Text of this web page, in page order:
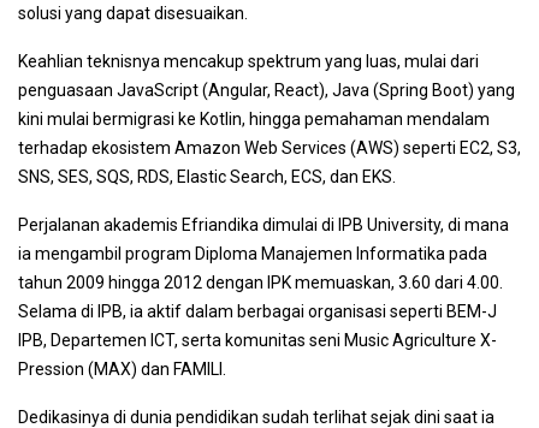
solusi yang dapat disesuaikan.
Keahlian teknisnya mencakup spektrum yang luas, mulai dari
penguasaan JavaScript (Angular, React), Java (Spring Boot) yang
kini mulai bermigrasi ke Kotlin, hingga pemahaman mendalam
terhadap ekosistem Amazon Web Services (AWS) seperti EC2, S3,
SNS, SES, SQS, RDS, Elastic Search, ECS, dan EKS.
Perjalanan akademis Efriandika dimulai di IPB University, di mana
ia mengambil program Diploma Manajemen Informatika pada
tahun 2009 hingga 2012 dengan IPK memuaskan, 3.60 dari 4.00.
Selama di IPB, ia aktif dalam berbagai organisasi seperti BEM-J
IPB, Departemen ICT, serta komunitas seni Music Agriculture X-
Pression (MAX) dan FAMILI.
Dedikasinya di dunia pendidikan sudah terlihat sejak dini saat ia